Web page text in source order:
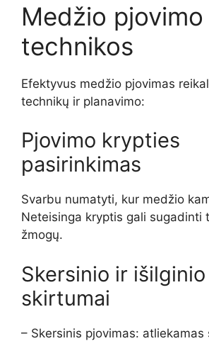
Medžio pjovimo
technikos
Efektyvus medžio pjovimas
technikų ir planavimo:
Pjovimo krypties
pasirinkimas
Svarbu numatyti, kur medžio
Neteisinga kryptis gali sugadinti
žmogų.
Skersinio ir
skirtumai
– Skersinis pjovimas: atliekamas